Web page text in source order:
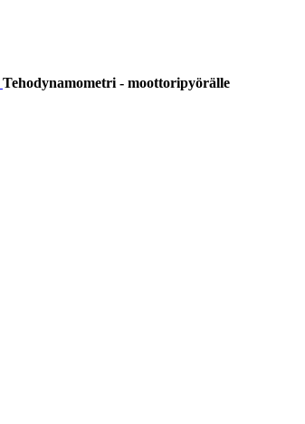
Tehodynamometri - moottoripyörälle